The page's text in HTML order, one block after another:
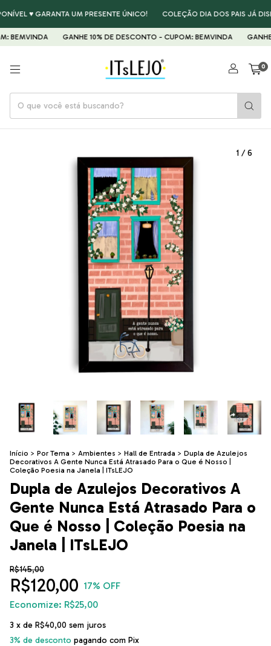
♥ GARANTA UM PRESENTE ÚNICO! COLEÇÃO DIA DOS PAIS JÁ
BEMVINDA GANHE 10% DE DESCONTO - CUPOM: BEMVINDA GANHE
0
1 /6
Início > Por Tema > Ambientes > Hall de Entrada > Dupla de Azulejos
Decorativos A Gente Nunca Está Atrasado Para o Que é Nosso |
Coleção Poesia na Janela | ITsLEJO
Dupla de Azulejos Decorativos A
Gente Nunca Está Atrasado Para o
Que é Nosso | Coleção Poesia na
Janela | ITsLEJO
R$145,00
R$120,00 17% OFF
Economize: R$25,00
3 x de R$40,00 sem juros
3% de desconto pagando com Pix